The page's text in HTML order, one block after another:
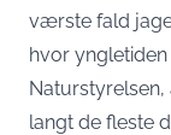
værste fald
hvor
langt de fleste